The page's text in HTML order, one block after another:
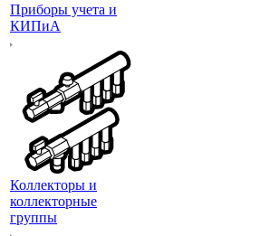
Приборы учета и
КИПиА
Коллекторы и
коллекторные
группы